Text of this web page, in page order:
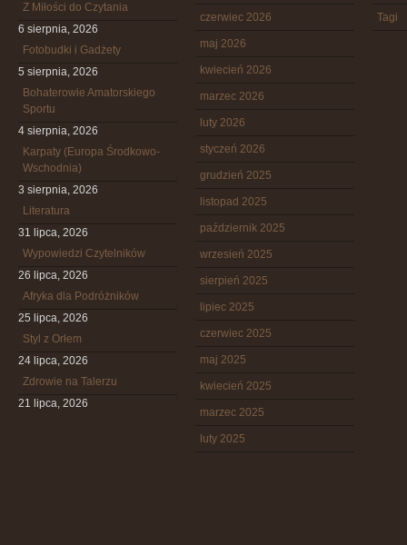
Z Miłości do Czytania
6 sierpnia, 2026
Fotobudki i Gadżety
5 sierpnia, 2026
Bohaterowie Amatorskiego
Sportu
4 sierpnia, 2026
Karpaty (Europa Środkowo-
Wschodnia)
3 sierpnia, 2026
Literatura
31 lipca, 2026
Wypowiedzi Czytelników
26 lipca, 2026
Afryka dla Podróżników
25 lipca, 2026
Styl z Orłem
24 lipca, 2026
Zdrowie na Talerzu
21 lipca, 2026
czerwiec 2026
maj 2026
kwiecień 2026
marzec 2026
luty 2026
styczeń 2026
grudzień 2025
listopad 2025
październik 2025
wrzesień 2025
sierpień 2025
lipiec 2025
czerwiec 2025
maj 2025
kwiecień 2025
marzec 2025
luty 2025
Tagi